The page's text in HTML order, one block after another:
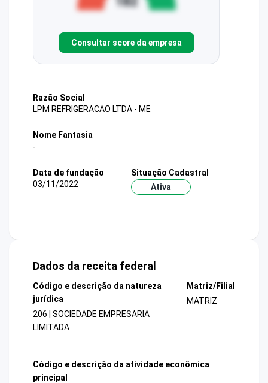
Consultar score da empresa
Razão Social
LPM REFRIGERACAO LTDA - ME
Nome Fantasia
-
Data de fundação
03/11/2022
Situação Cadastral
Ativa
Dados da receita federal
Código e descrição da natureza
jurídica
206 | SOCIEDADE EMPRESARIA
LIMITADA
Matriz/Filial
MATRIZ
Código e descrição da atividade econômica
principal